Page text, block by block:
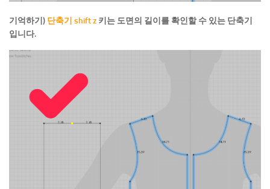
기억하기) 단축기 shift z 키는 도면의 길이를 확인할 수 있는 단축기
입니다.